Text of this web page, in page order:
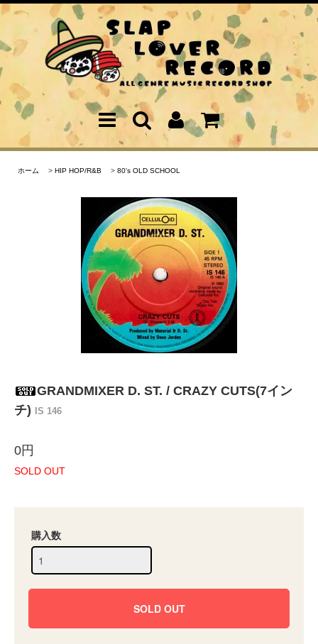
ホーム > HIP HOP/R&B > 80's OLD SCHOOL
GRANDMIXER D. ST. / CRAZY CUTS(7イン
チ) IS 146
0円
SOLD OUT
購入数